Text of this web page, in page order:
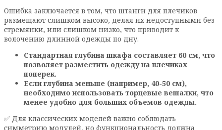
Ошибка заключается в том, что штанги для плечиков
размещают слишком высоко, делая их недоступными без
стремянки, или слишком низко, что приводит к
волочению длинной одежды по дну.
Стандартная глубина шкафа составляет 60 см, что
позволяет разместить одежду на плечиках
поперек.
Если глубина меньше (например, 40-50 см),
необходимо использовать торцевые вешалки, что
менее удобно для больших объемов одежды.
✅ Для классических моделей важно соблюдать
симметрию модулей, но функциональность должна